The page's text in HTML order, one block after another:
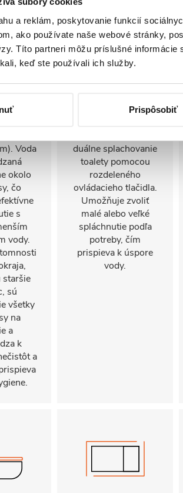
a reklám, poskytovanie funkcií
ako používate naše webové stránky,
Títo partneri môžu príslušné
keď ste používali ich služby.
Prispôsobiť
týmto
Voda
okolo
čo
s
vody.
staršie
sú
všetky
na
a
k
a
DualFlush
Systém
duálne splachovanie
toalety pomocou
rozdeleného
ovládacieho tlačidla.
Umožňuje zvoliť
malé alebo veľké
spláchnutie podľa
potreby, čím
prispieva k úspore
vody.